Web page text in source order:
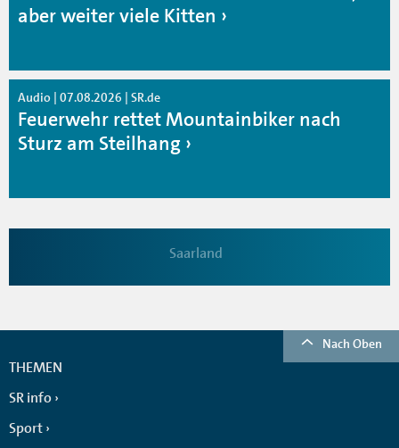
aber weiter viele Kitten
Audio | 07.08.2026 | SR.de
Feuerwehr rettet Mountainbiker nach
Sturz am Steilhang
Saarland
Nach Oben
THEMEN
SR info
Sport